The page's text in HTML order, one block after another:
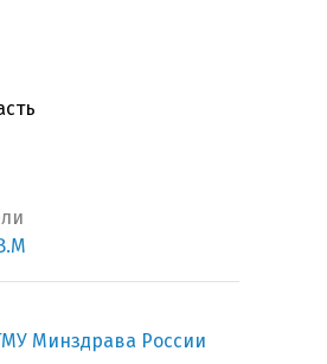
Минздрава России